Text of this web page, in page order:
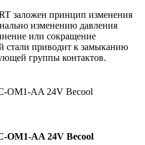
заложен принцип изменения
изменению давления
или сокращение
стали приводит к замыканию
группы контактов.
OM1-AA 24V Becool